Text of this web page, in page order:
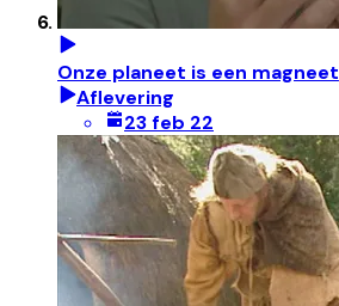
Onze planeet is een magneet
Aflevering
23 feb 22